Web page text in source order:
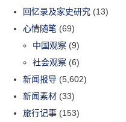
回忆录及家史研究 (13)
心情随笔 (69)
中国观察 (9)
社会观察 (6)
新闻报导 (5,602)
新闻素材 (33)
旅行记事 (153)